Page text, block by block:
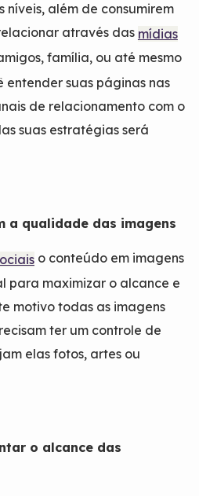
níveis, além de consumirem
através das mídias
família, ou até mesmo
entender suas páginas nas
de relacionamento com o
suas estratégias será
a qualidade das imagens
o conteúdo em imagens
para maximizar o alcance e
motivo todas as imagens
ter um controle de
elas fotos, artes ou
o alcance das